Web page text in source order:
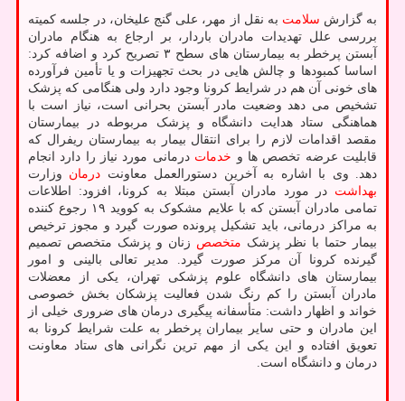
به گزارش سلامت به نقل از مهر، علی گنج علیخان، در جلسه کمیته
بررسی علل تهدیدات مادران باردار، بر ارجاع به هنگام مادران
آبستن پرخطر به بیمارستان های سطح ۳ تصریح کرد و اضافه کرد:
اساسا کمبودها و چالش هایی در بحث تجهیزات و یا تأمین فرآورده
های خونی آن هم در شرایط کرونا وجود دارد ولی هنگامی که پزشک
تشخیص می دهد وضعیت مادر آبستن بحرانی است، نیاز است با
هماهنگی ستاد هدایت دانشگاه و پزشک مربوطه در بیمارستان
مقصد اقدامات لازم را برای انتقال بیمار به بیمارستان ریفرال که
قابلیت عرضه تخصص ها و خدمات درمانی مورد نیاز را دارد انجام
دهد. وی با اشاره به آخرین دستورالعمل معاونت درمان وزارت
بهداشت در مورد مادران آبستن مبتلا به کرونا، افزود: اطلاعات
تمامی مادران آبستن که با علایم مشکوک به کووید ۱۹ رجوع کننده
به مراکز درمانی، باید تشکیل پرونده صورت گیرد و مجوز ترخیص
بیمار حتما با نظر پزشک متخصص زنان و پزشک متخصص تصمیم
گیرنده کرونا آن مرکز صورت گیرد. مدیر تعالی بالینی و امور
بیمارستان های دانشگاه علوم پزشکی تهران، یکی از معضلات
مادران آبستن را کم رنگ شدن فعالیت پزشکان بخش خصوصی
خواند و اظهار داشت: متأسفانه پیگیری درمان های ضروری خیلی از
این مادران و حتی سایر بیماران پرخطر به علت شرایط کرونا به
تعویق افتاده و این یکی از مهم ترین نگرانی های ستاد معاونت
درمان و دانشگاه است.